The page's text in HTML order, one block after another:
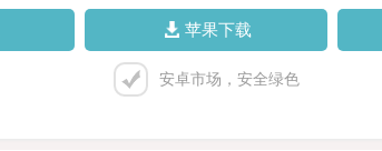
苹果下载
安卓市场，安全绿色